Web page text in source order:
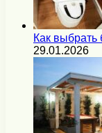
Как выбрать
29.01.2026